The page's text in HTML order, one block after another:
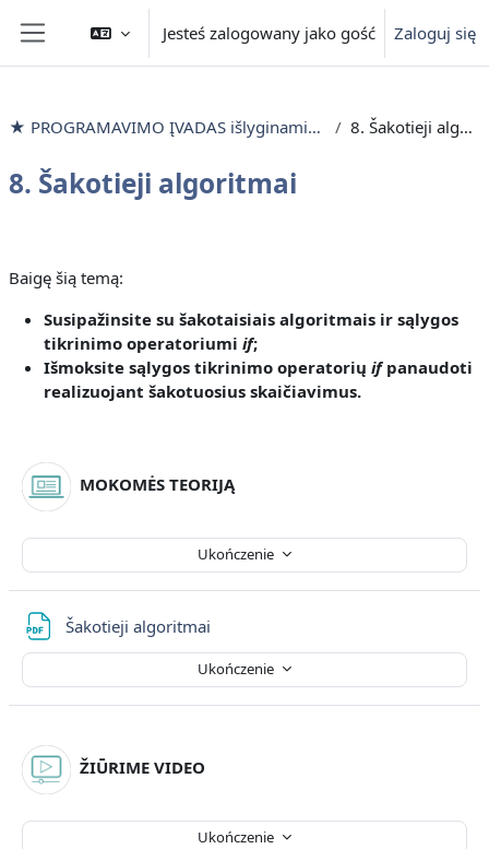
Przejdź do głównej zawartości
Panel boczny
Jesteś zalogowany jako gość Zaloguj się
★ PROGRAMAVIMO ĮVADAS išlyginamieji mokymai 8. Šakotieji algoritmai
8. Šakotieji algoritmai
Baigę šią temą:
Susipažinsite su šakotaisiais algoritmais ir sąlygos
tikrinimo operatoriumi if;
Išmoksite sąlygos tikrinimo operatorių ifpanaudoti
realizuojant šakotuosius skaičiavimus.
Ukończenie
MOKOMĖS TEORIJĄ
Šakotieji algoritmai
Ukończenie
Ukończenie
ŽIŪRIME VIDEO